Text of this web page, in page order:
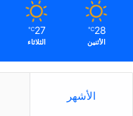
28
℃
الأثنين
27
℃
الثلاثاء
الأشهر